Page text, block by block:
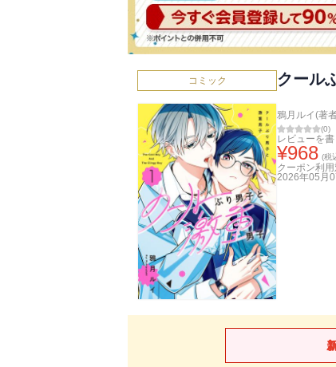
コミック クール
鴉月ルイ(著
(0)
レビューを書
¥968 (税
クーポン利
2026年05月